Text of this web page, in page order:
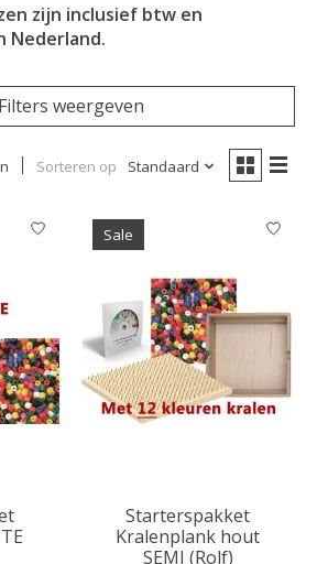
zijn inclusief btw en
Nederland.
Filters weergeven
Sorteren op Standaard
Sale
Starterspakket
Kralenplank hout
SEMI (Rolf)